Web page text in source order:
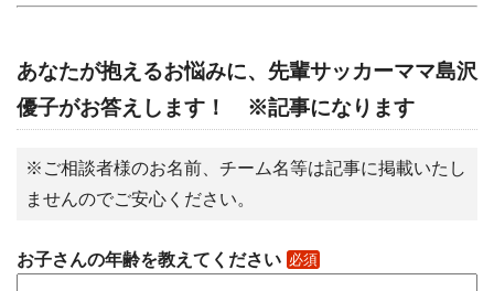
あなたが抱えるお悩みに、先輩サッカーママ島沢
優子がお答えします！ ※記事になります
※ご相談者様のお名前、チーム名等は記事に掲載いたし
ませんのでご安心ください。
お子さんの年齢を教えてください 必須